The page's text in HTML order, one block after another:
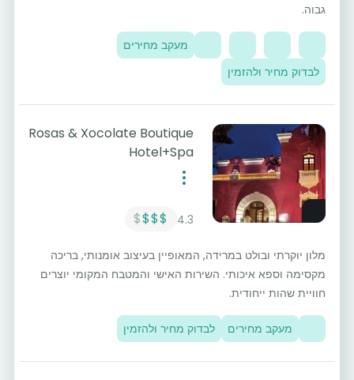
גבוה.
מעקב מחירים
לבדוק מחיר ולהזמין
Rosas & Xocolate Boutique
Hotel+Spa
4.3
$$$
$
מלון יוקרתי ובולט במרידה, המאופיין בעיצוב אומנותי, בריכה
מקסימה וספא איכותי. השירות האישי והמטבח המקומי יוצרים
חוויית שהות ייחודית.
מעקב מחירים לבדוק מחיר ולהזמין